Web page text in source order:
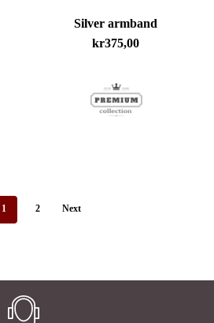
Silver armband
kr375,00
1 2 Next